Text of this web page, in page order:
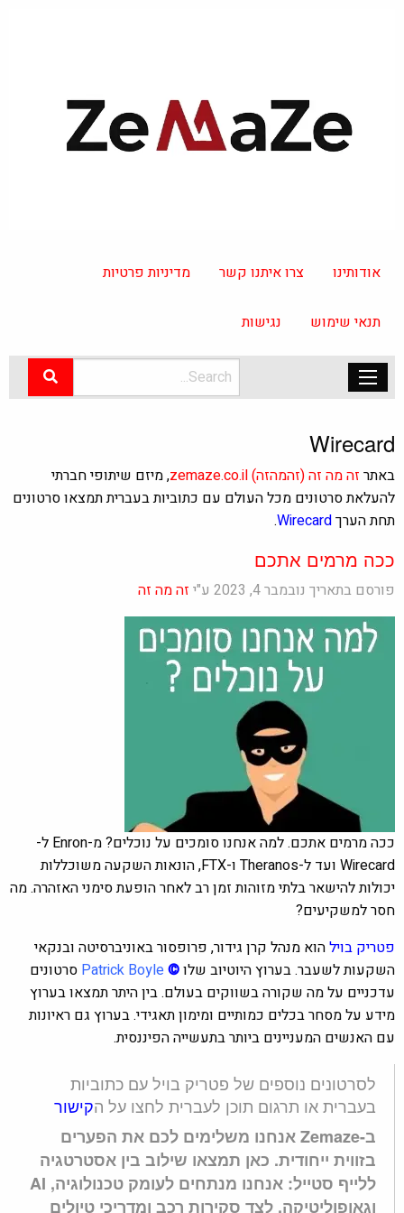
אודותינו צרו איתנו קשר מדיניות פרטיות
תנאי שימוש נגישות
Wirecard
באתרזה מה זה(זהמהזה)zemaze.co.il, מיזם שיתופי חברתי
להעלאת סרטונים מכל העולם עם כתוביות בעברית תמצאו סרטונים
תחת הערךWirecard
.
ככה מרמים אתכם
פורסם בתאריך נובמבר 4, 2023 ע"י זה מה זה
ככה מרמים אתכם. למה אנחנו סומכים על נוכלים? מ-Enron ל-
Wirecard ועד ל-Theranos ו-FTX, הונאות השקעה משוכללות
יכולות להישאר בלתי מזוהות זמן רב לאחר הופעת סימני האזהרה. מה
חסר למשקיעים?
פטריק בוילהוא מנהל קרן גידור, פרופסור באוניברסיטה ובנקאי
השקעות לשעבר. בערוץ היוטיוב שלו©
Patrick Boyleסרטונים
עדכניים על מה שקורה בשווקים בעולם. בין היתר תמצאו בערוץ
מידע על מסחר בכלים כמותיים ומימון תאגידי. בערוץ גם ראיונות
עם האנשים המעניינים ביותר בתעשייה הפיננסית.
לסרטונים נוספים של פטריק בויל עם כתוביות
בעברית או תרגום תוכן לעברית לחצו על ה קישור
ב-Zemaze אנחנו משלימים לכם את הפערים
בזווית ייחודית. כאן תמצאו שילוב בין אסטרטגיה
ללייף סטייל: אנחנו מנתחים לעומק טכנולוגיה, AI
וגאופוליטיקה, לצד סקירות רכב ומדריכי טיולים